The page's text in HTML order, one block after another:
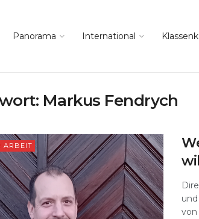
Panorama International
Markus Fendrych
ARBEIT
von